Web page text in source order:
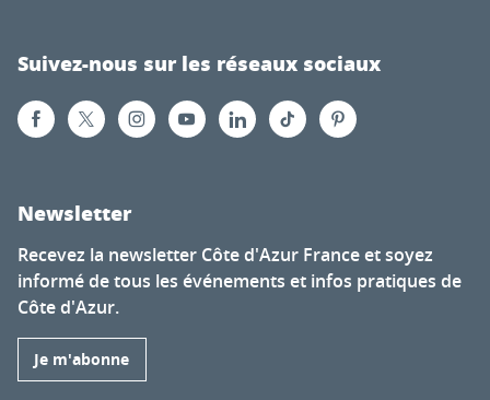
Suivez-nous sur les réseaux sociaux
Newsletter
Recevez la newsletter Côte d'Azur France et soyez
informé de tous les événements et infos pratiques de
Côte d'Azur.
Je m'abonne